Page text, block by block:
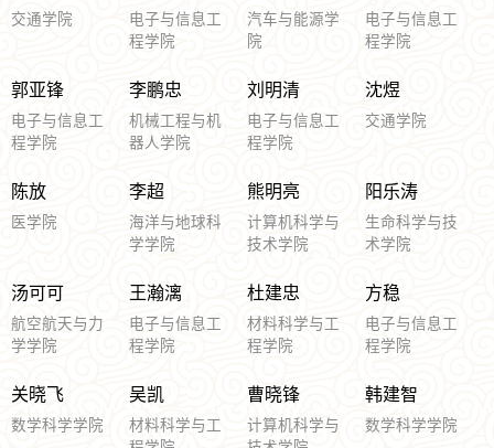
交通学院
电子与信息工
程学院
汽车与能源学
院
电子与信息工
程学院
郭亚锋
电子与信息工
程学院
李鹏忠
机械工程与机
器人学院
刘明清
电子与信息工
程学院
沈煜
交通学院
陈放
医学院
李超
海洋与地球科
学学院
熊明亮
计算机科学与
技术学院
阳乐涛
生命科学与技
术学院
汤可可
航空航天与力
学学院
王瀚漓
电子与信息工
程学院
杜建忠
材料科学与工
程学院
方稳
电子与信息工
程学院
关晓飞
数学科学学院
吴凯
材料科学与工
曹晓锋
计算机科学与
韩建智
数学科学学院